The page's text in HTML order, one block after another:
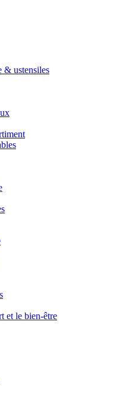
& ustensiles
et le bien-être